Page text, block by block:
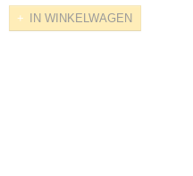
IN WINKELWAGEN